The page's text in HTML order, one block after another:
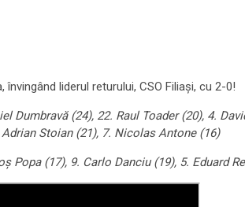
liderul returului, CSO Filiaşi, cu 2-0!
Dumbravă (24), 22. Raul Toader (20), 4.
Stoian (21), 7. Nicolas Antone (16)
Popa (17), 9. Carlo Danciu (19), 5. Eduard